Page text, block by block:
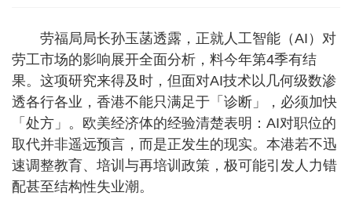
劳福局局长孙玉菡透露，正就人工智能（AI）对
劳工市场的影响展开全面分析，料今年第4季有结
果。这项研究来得及时，但面对AI技术以几何级数渗
透各行各业，香港不能只满足于「诊断」，必须加快
「处方」。欧美经济体的经验清楚表明：AI对职位的
取代并非遥远预言，而是正发生的现实。本港若不迅
速调整教育、培训与再培训政策，极可能引发人力错
配甚至结构性失业潮。